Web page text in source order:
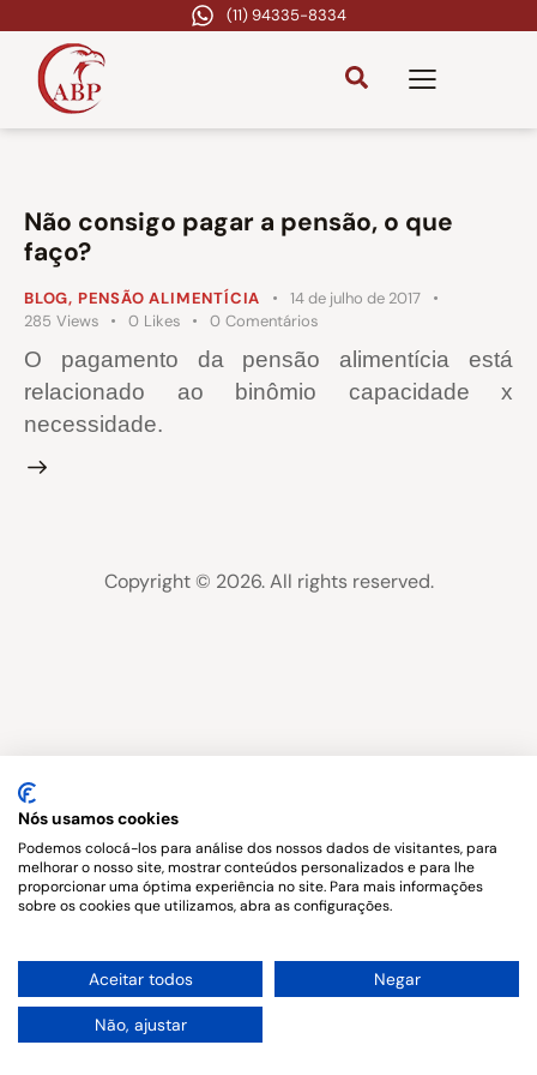
(11) 94335-8334
Não consigo pagar a pensão, o que
faço?
BLOG, PENSÃO ALIMENTÍCIA
14 de julho de 2017
285 Views 0 Likes 0 Comentários
O pagamento da pensão alimentícia está
relacionado ao binômio capacidade x
necessidade.
Copyright © 2026. All rights reserved.
Nós usamos cookies
Podemos colocá-los para análise dos nossos dados de visitantes, para
melhorar o nosso site, mostrar conteúdos personalizados e para lhe
proporcionar uma óptima experiência no site. Para mais informações
sobre os cookies que utilizamos, abra as configurações.
Aceitar todos Negar
Não, ajustar